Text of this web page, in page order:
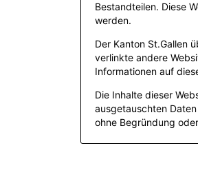
Bestandteilen. Diese
werden.
Der Kanton St.Gallen
verlinkte andere
Informationen auf
Die Inhalte dieser
ausgetauschten
ohne Begründung